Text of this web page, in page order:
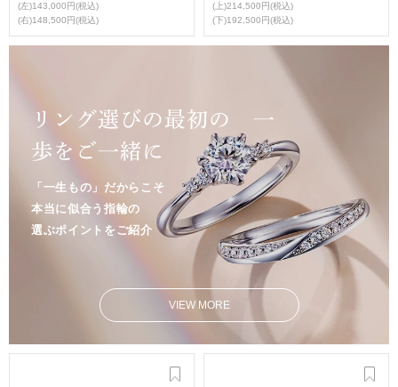
(左)143,000円(税込)
(右)148,500円(税込)
(上)214,500円(税込)
(下)192,500円(税込)
VIEW MORE
リング選びの最初の 一
歩をご一緒に
「一生もの」だからこそ
本当に似合う指輪の
選ぶポイントをご紹介